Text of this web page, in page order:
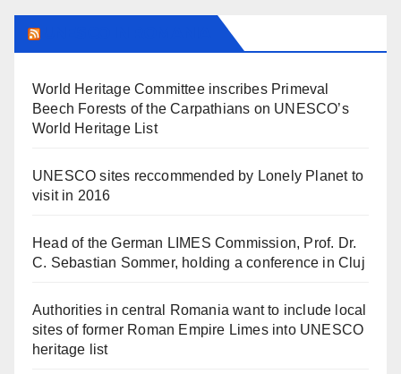
World Heritage Committee inscribes Primeval
Beech Forests of the Carpathians on UNESCO’s
World Heritage List
UNESCO sites reccommended by Lonely Planet to
visit in 2016
Head of the German LIMES Commission, Prof. Dr.
C. Sebastian Sommer, holding a conference in Cluj
Authorities in central Romania want to include local
sites of former Roman Empire Limes into UNESCO
heritage list